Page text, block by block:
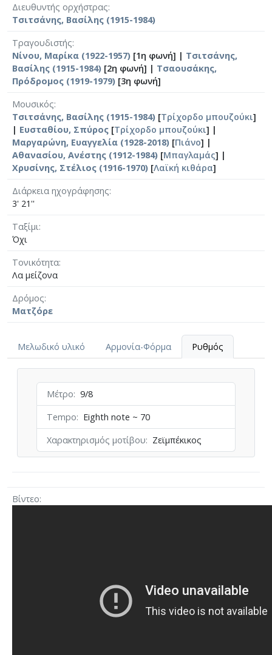
Διευθυντής ορχήστρας
Τσιτσάνης, Βασίλης (1915-1984)
Τραγουδιστής
Νίνου, Μαρίκα (1922-1957) [1η φωνή] | Τσιτσάνης,
Βασίλης (1915-1984) [2η φωνή] | Τσαουσάκης,
Πρόδρομος (1919-1979) [3η φωνή]
Μουσικός
Τσιτσάνης, Βασίλης (1915-1984) [Τρίχορδο μπουζούκι]
| Ευσταθίου, Σπύρος [Τρίχορδο μπουζούκι] |
Μαργαρώνη, Ευαγγελία (1928-2018) [Πιάνο] |
Αθανασίου, Ανέστης (1912-1984) [Μπαγλαμάς] |
Χρυσίνης, Στέλιος (1916-1970) [Λαϊκή κιθάρα]
Διάρκεια ηχογράφησης
3' 21''
Ταξίμι
Όχι
Τονικότητα
Λα μείζονα
Δρόμος
Ματζόρε
Μελωδικό υλικό Αρμονία-Φόρμα Ρυθμός
Μέτρο
9/8
Tempo
Eighth note ~ 70
Χαρακτηρισμός μοτίβου
Ζεϊμπέκικος
Βίντεο